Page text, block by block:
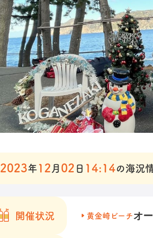
2023年 12 月 02 日 14:14の海況
開催状況 黄金崎ビーチオ